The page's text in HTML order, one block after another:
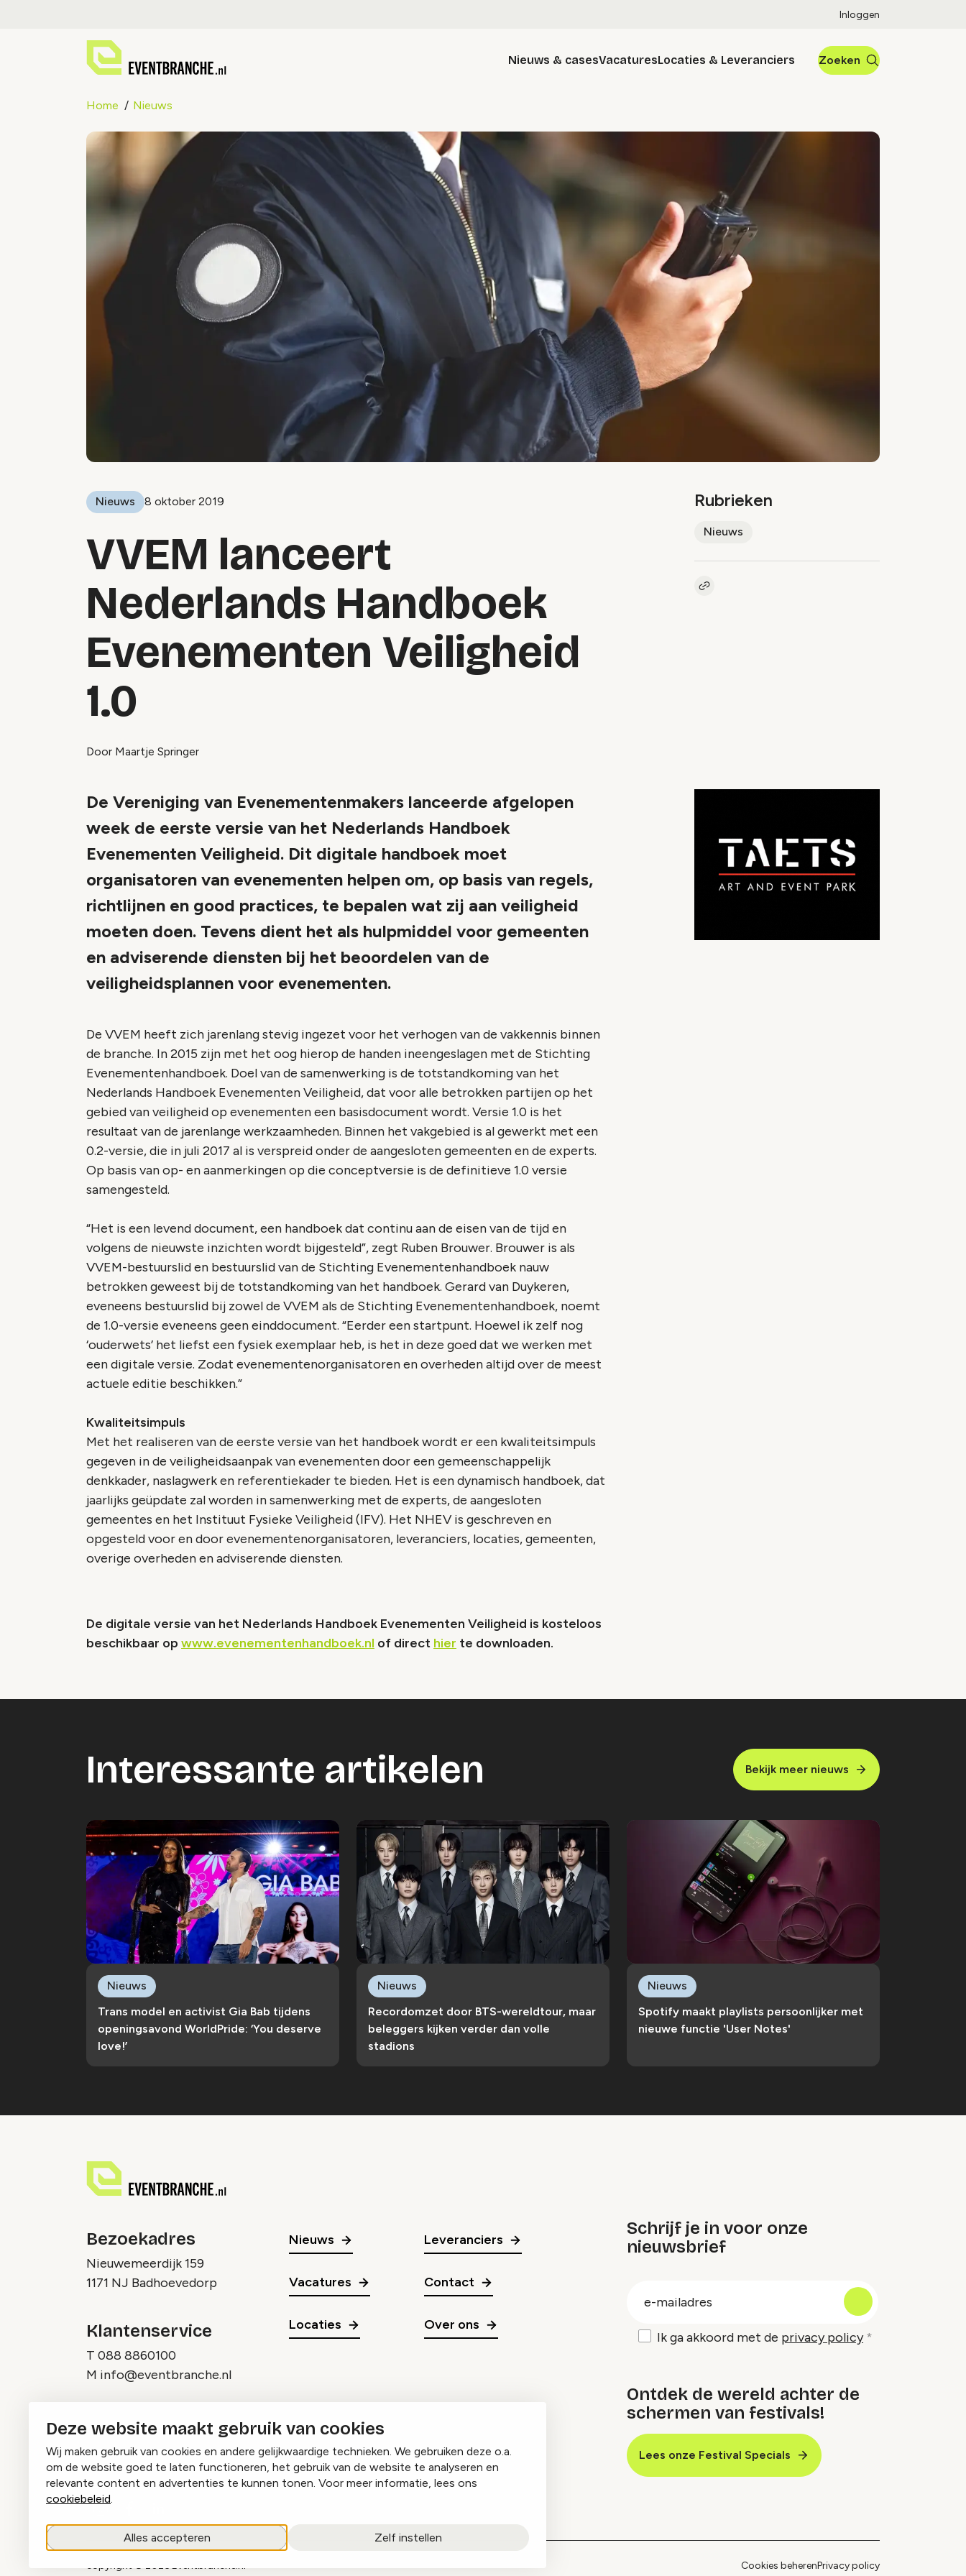
Deze website maakt gebruik van cookies
Wij maken gebruik van cookies en andere gelijkwaardige technieken. We gebruiken deze o.a.
om de website goed te laten functioneren, het gebruik van de website te analyseren en
relevante content en advertenties te kunnen tonen. Voor meer informatie, lees ons
cookiebeleid.
Alles accepteren Zelf instellen
Inloggen
Nieuws & casesVacaturesLocaties & Leveranciers Zoeken
Home Nieuws
Nieuws 8 oktober 2019
VVEM lanceert
Nederlands Handboek
Evenementen Veiligheid
1.0
Door Maartje Springer
Rubrieken
Nieuws
Kopieer link naar artikel
De Vereniging van Evenementenmakers lanceerde afgelopen
week de eerste versie van het Nederlands Handboek
Evenementen Veiligheid. Dit digitale handboek moet
organisatoren van evenementen helpen om, op basis van regels,
richtlijnen en good practices, te bepalen wat zij aan veiligheid
moeten doen. Tevens dient het als hulpmiddel voor gemeenten
en adviserende diensten bij het beoordelen van de
veiligheidsplannen voor evenementen.
De VVEM heeft zich jarenlang stevig ingezet voor het verhogen van de vakkennis binnen
de branche. In 2015 zijn met het oog hierop de handen ineengeslagen met de Stichting
Evenementenhandboek. Doel van de samenwerking is de totstandkoming van het
Nederlands Handboek Evenementen Veiligheid, dat voor alle betrokken partijen op het
gebied van veiligheid op evenementen een basisdocument wordt. Versie 1.0 is het
resultaat van de jarenlange werkzaamheden. Binnen het vakgebied is al gewerkt met een
0.2-versie, die in juli 2017 al is verspreid onder de aangesloten gemeenten en de experts.
Op basis van op- en aanmerkingen op die conceptversie is de definitieve 1.0 versie
samengesteld.
“Het is een levend document, een handboek dat continu aan de eisen van de tijd en
volgens de nieuwste inzichten wordt bijgesteld”, zegt Ruben Brouwer. Brouwer is als
VVEM-bestuurslid en bestuurslid van de Stichting Evenementenhandboek nauw
betrokken geweest bij de totstandkoming van het handboek. Gerard van Duykeren,
eveneens bestuurslid bij zowel de VVEM als de Stichting Evenementenhandboek, noemt
de 1.0-versie eveneens geen einddocument. “Eerder een startpunt. Hoewel ik zelf nog
‘ouderwets’ het liefst een fysiek exemplaar heb, is het in deze goed dat we werken met
een digitale versie. Zodat evenementenorganisatoren en overheden altijd over de meest
actuele editie beschikken.”
Kwaliteitsimpuls
Met het realiseren van de eerste versie van het handboek wordt er een kwaliteitsimpuls
gegeven in de veiligheidsaanpak van evenementen door een gemeenschappelijk
denkkader, naslagwerk en referentiekader te bieden. Het is een dynamisch handboek, dat
jaarlijks geüpdate zal worden in samenwerking met de experts, de aangesloten
gemeentes en het Instituut Fysieke Veiligheid (IFV). Het NHEV is geschreven en
opgesteld voor en door evenementenorganisatoren, leveranciers, locaties, gemeenten,
overige overheden en adviserende diensten.
De digitale versie van het Nederlands Handboek Evenementen Veiligheid is kosteloos
beschikbaar op www.evenementenhandboek.nl of direct hier te downloaden.
Interessante artikelen Bekijk meer nieuws
Trans model en activist Gia Bab tijdens
openingsavond WorldPride: ‘You deserve
love!’
Nieuws
Recordomzet door BTS-wereldtour, maar
beleggers kijken verder dan volle
stadions
Nieuws
Spotify maakt playlists persoonlijker met
nieuwe functie 'User Notes'
Nieuws
Bezoekadres
Nieuwemeerdijk 159
1171 NJ Badhoevedorp
Klantenservice
T 088 8860100
M info@eventbranche.nl
Nieuws
Vacatures
Locaties
Leveranciers
Contact
Over ons
Schrijf je in voor onze
nieuwsbrief
Ik ga akkoord met de privacy policy
Ontdek de wereld achter de
schermen van festivals!
Lees onze Festival Specials
Cookies beherenPrivacy policy
copyright © 2026 Eventbranche.nl